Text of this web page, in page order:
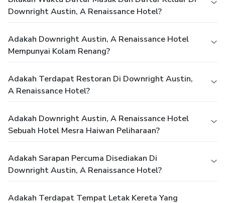
Downright Austin, A Renaissance Hotel?
Adakah Downright Austin, A Renaissance Hotel
Mempunyai Kolam Renang?
Adakah Terdapat Restoran Di Downright Austin,
A Renaissance Hotel?
Adakah Downright Austin, A Renaissance Hotel
Sebuah Hotel Mesra Haiwan Peliharaan?
Adakah Sarapan Percuma Disediakan Di
Downright Austin, A Renaissance Hotel?
Adakah Terdapat Tempat Letak Kereta Yang